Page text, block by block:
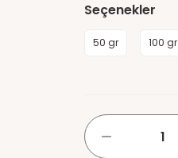
Seçenekler
50 gr 100 gr